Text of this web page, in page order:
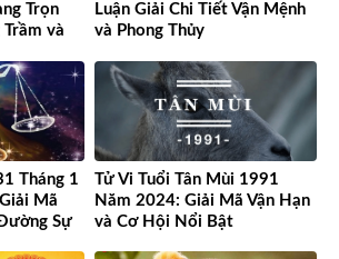
Trọn
và
Luận Giải Chi Tiết Vận Mệnh
và Phong Thủy
Tháng 1
Mã
Sự
Tử Vi Tuổi Tân Mùi 1991
Năm 2024: Giải Mã Vận Hạn
và Cơ Hội Nổi Bật